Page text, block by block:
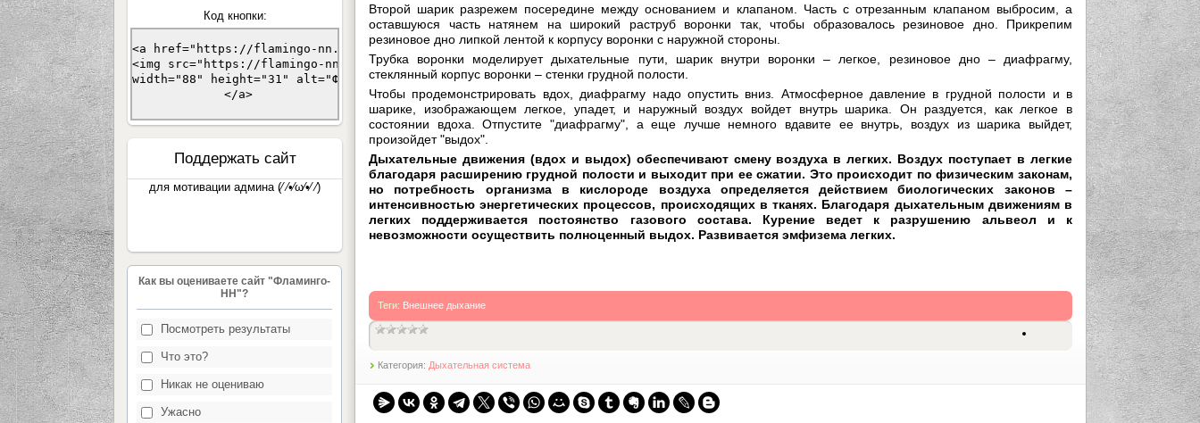
Второй шарик разрежем посередине между основанием и клапаном. Часть с отрезанным клапаном выбросим, а
оставшуюся часть натянем на широкий раструб воронки так, чтобы образовалось резиновое дно. Прикрепим
резиновое дно липкой лентой к корпусу воронки с наружной стороны.
Трубка воронки моделирует дыхательные пути, шарик внутри воронки – легкое, резиновое дно – диафрагму,
стеклянный корпус воронки – стенки грудной полости.
Чтобы продемонстрировать вдох, диафрагму надо опустить вниз. Атмосферное давление в грудной полости и в
шарике, изображающем легкое, упадет, и наружный воздух войдет внутрь шарика. Он раздуется, как легкое в
состоянии вдоха. Отпустите "диафрагму", а еще лучше немного вдавите ее внутрь, воздух из шарика выйдет,
произойдет "выдох".
Дыхательные движения (вдох и выдох) обеспечивают смену воздуха в легких. Воздух поступает в легкие
благодаря расширению грудной полости и выходит при ее сжатии. Это происходит по физическим законам,
но потребность организма в кислороде воздуха определяется действием биологических законов –
интенсивностью энергетических процессов, происходящих в тканях. Благодаря дыхательным движениям в
легких поддерживается постоянство газового состава. Курение ведет к разрушению альвеол и к
невозможности осуществить полноценный выдох. Развивается эмфизема легких.
Теги: Внешнее дыхание
Категория: Дыхательная система
Код кнопки:
<a href="https://flamingo-nn.ucoz.com/" target="_blank">
<img src="https://flamingo-nn.ucoz.com/banner/knopka-flamingo-nn.gif"
width="88" height="31" alt="Фламинго-НН" title="Перейти на сайт" border="0" />
</a>
Поддержать сайт
для мотивации админа (⁄ ⁄•⁄ω⁄•⁄ ⁄)
Как вы оцениваете сайт "Фламинго-
НН"?
Посмотреть результаты
Что это?
Никак не оцениваю
Ужасно